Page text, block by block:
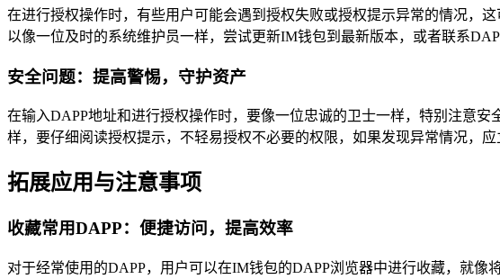
在进行授权操作时，有些用户可能会遇到授权失败或授权提示异常的情况，
以像一位及时的系统维护员一样，尝试更新IM钱包到最新版本，或者联系
安全问题：提高警惕，守护资产
在输入DAPP地址和进行授权操作时，要像一位忠诚的卫士一样，特别注意
样，要仔细阅读授权提示，不轻易授权不必要的权限，如果发现异常情况，
拓展应用与注意事项
收藏常用DAPP：便捷访问，提高效率
对于经常使用的DAPP，用户可以在IM钱包的DAPP浏览器中进行收藏，就